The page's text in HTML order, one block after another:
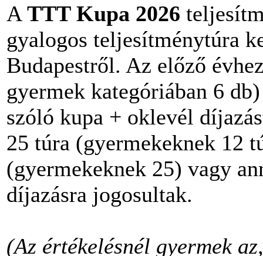
A TTT Kupa 2026
gyalogos teljesítménytúra
Budapestről. Az előző
gyermek kategóriában 6
szóló kupa + oklevél
25 túra (gyermekeknek 12
(gyermekeknek 25) vagy
díjazásra jogosultak.
(Az értékelésnél gyermek